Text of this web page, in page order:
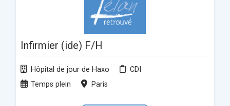
Infirmier (ide) F/H
Hôpital de jour de Haxo
CDI
Temps plein
Paris